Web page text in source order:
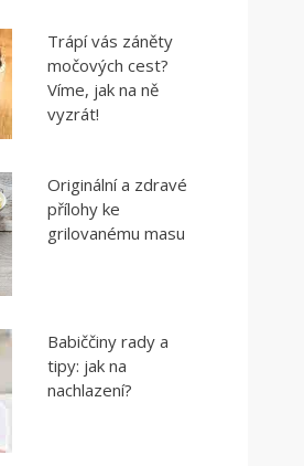
Trápí vás záněty
močových cest?
Víme, jak na ně
vyzrát!
Originální a zdravé
přílohy ke
grilovanému masu
Babiččiny rady a
tipy: jak na
nachlazení?